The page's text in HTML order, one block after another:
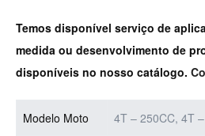
Temos disponível serviço de
medida ou desenvolvimento de
disponíveis no nosso catálogo.
Modelo Moto 4T – 250CC, 4T